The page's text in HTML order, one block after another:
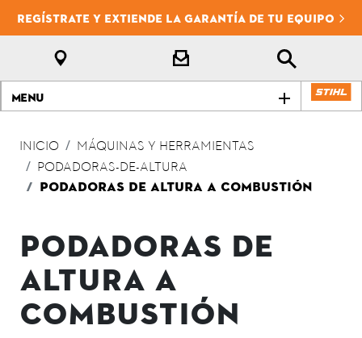
REGÍSTRATE Y EXTIENDE LA GARANTÍA DE TU EQUIPO
Menu
INICIO
MÁQUINAS Y HERRAMIENTAS
PODADORAS-DE-ALTURA
PODADORAS DE ALTURA A COMBUSTIÓN
PODADORAS DE
ALTURA A
COMBUSTIÓN